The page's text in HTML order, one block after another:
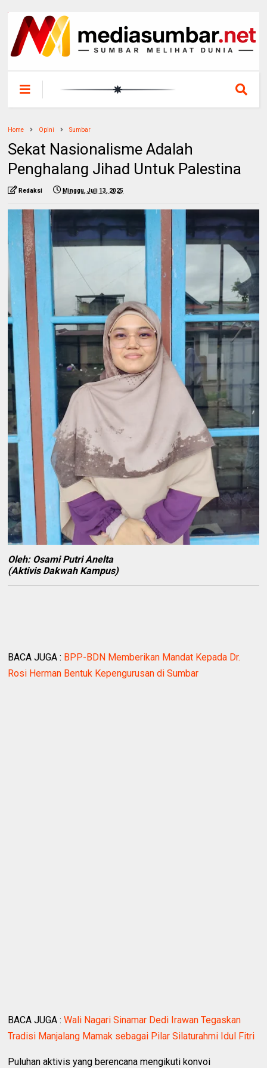
Home Opini Sumbar
Sekat Nasionalisme Adalah
Penghalang Jihad Untuk Palestina
Redaksi Minggu, Juli 13, 2025
Oleh: Osami Putri Anelta
(Aktivis Dakwah Kampus)
BACA JUGA : BPP-BDN Memberikan Mandat Kepada Dr.
Rosi Herman Bentuk Kepengurusan di Sumbar
BACA JUGA :Wali Nagari Sinamar Dedi Irawan Tegaskan
Tradisi Manjalang Mamak sebagai Pilar Silaturahmi Idul Fitri
Puluhan aktivis yang berencana mengikuti konvoi